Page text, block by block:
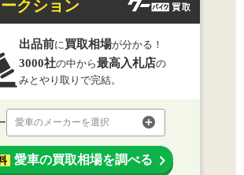
クション
出品前に買取相場が分かる！
3000社の中から最高入札店の
みとやり取りで完結。
愛車のメーカーを選択
愛車の買取相場を調べる